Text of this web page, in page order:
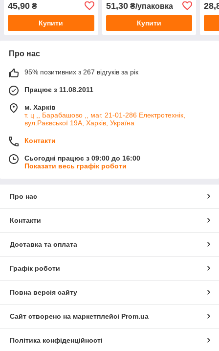
45,90 ₴
Купити
51,30₴/упаковка
Купити
Про нас
95% позитивних з 267 відгуків за рік
Працює з 11.08.2011
м. Харків
т. ц ,, Барабашово ,, маг. 21-01-286 Електротехнік,
вул.Раєвської 19А, Харків, Україна
Контакти
Сьогодні працює з 09:00 до 16:00
Показати весь графік роботи
Про нас
Контакти
Доставка та оплата
Графік роботи
Повна версія сайту
Сайт створено на маркетплейсі Prom.ua
Політика конфіденційності